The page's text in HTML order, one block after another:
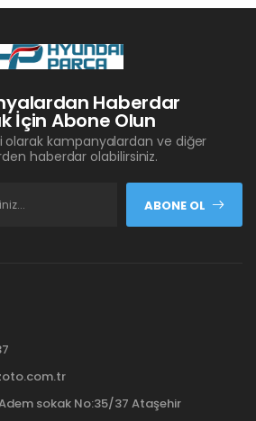
Haberdar
İçin Abone Olun
olarak kampanyalardan ve diğer
haberdar olabilirsiniz.
ABONE OL
sokak No:35/37 Ataşehir